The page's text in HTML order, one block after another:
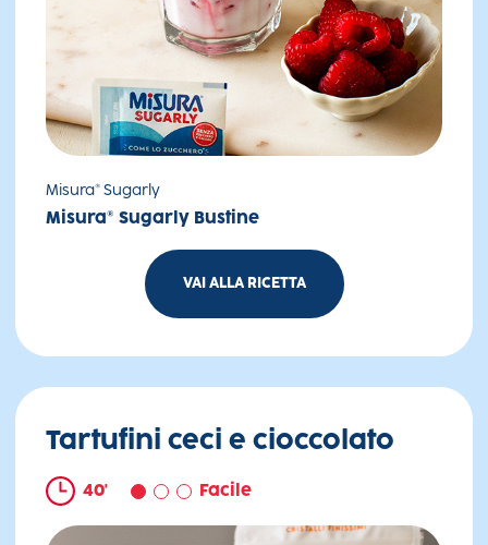
Misura® Sugarly
Misura® Sugarly Bustine
VAI ALLA RICETTA
Tartufini ceci e cioccolato
40' Facile